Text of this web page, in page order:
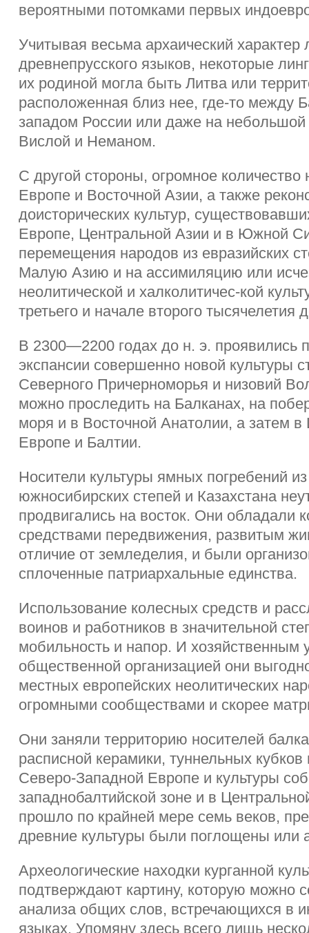
вероятными потомками первых
Учитывая весьма архаический характер
древнепрусского языков, некоторые
их родиной могла быть Литва или
расположенная близ нее, где-то между
западом России или даже на
Вислой и Неманом.
С другой стороны, огромное количество
Европе и Восточной Азии, а также
доисторических культур,
Европе, Центральной Азии и в Южной
перемещения народов из евразийских
Малую Азию и на ассимиляцию или
неолитической и халколитичес-кой
третьего и начале второго тысячелетия
В 2300—2200 годах до н. э. проявились
экспансии совершенно новой культуры
Северного Причерноморья и низовий
можно проследить на Балканах, на
моря и в Восточной Анатолии, а затем в
Европе и Балтии.
Носители культуры ямных погребений
южносибирских степей и Казахстана
продвигались на восток. Они обладали
средствами передвижения, развитым
отличие от земледелия, и были
сплоченные патриархальные единства.
Использование колесных средств и
воинов и работников в значительной
мобильность и напор. И хозяйственным
общественной организацией они
местных европейских неолитических
огромными сообществами и скорее
Они заняли территорию носителей
расписной керамики, туннельных
Северо-Западной Европе и культуры
западнобалтийской зоне и в
прошло по крайней мере семь веков,
древние культуры были поглощены или
Археологические находки курганной
подтверждают картину, которую можно
анализа общих слов, встречающихся в
языках. Упомяну здесь всего лишь